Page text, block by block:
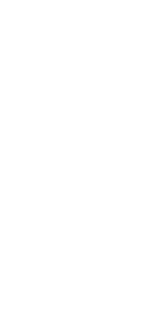
по математика
Центърът за подводна